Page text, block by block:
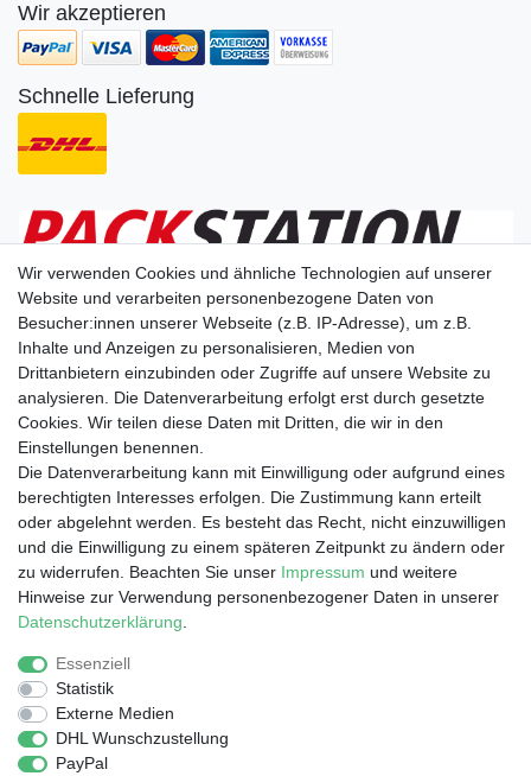
Wir akzeptieren
Schnelle Lieferung
Wir liefern nach
Dein Vorteil
Schnelle Lieferzeiten
Käuferschutz
Datenschutz
Sichere Zahlung durch SSL
Infos
Entsorgung von Elektronik-Altgeräten
Impressum
Wir verwenden Cookies und ähnliche Technologien auf unserer
Website und verarbeiten personenbezogene Daten von
Besucher:innen unserer Webseite (z.B. IP-Adresse), um z.B.
Inhalte und Anzeigen zu personalisieren, Medien von
Drittanbietern einzubinden oder Zugriffe auf unsere Website zu
analysieren. Die Datenverarbeitung erfolgt erst durch gesetzte
Cookies. Wir teilen diese Daten mit Dritten, die wir in den
Einstellungen benennen.
Die Datenverarbeitung kann mit Einwilligung oder aufgrund eines
berechtigten Interesses erfolgen. Die Zustimmung kann erteilt
oder abgelehnt werden. Es besteht das Recht, nicht einzuwilligen
und die Einwilligung zu einem späteren Zeitpunkt zu ändern oder
zu widerrufen. Beachten Sie unser Impressum und weitere
Hinweise zur Verwendung personenbezogener Daten in unserer
Daten­schutz­erklärung
Essenziell
Statistik
Externe Medien
DHL Wunschzustellung
PayPal